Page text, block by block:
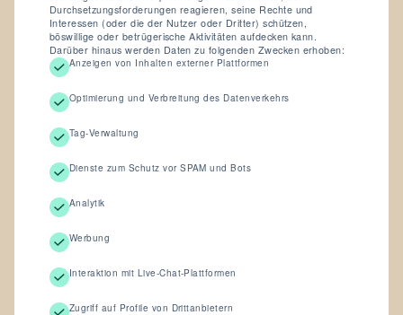
Durchsetzungsforderungen reagieren, seine Rechte und
Interessen (oder die der Nutzer oder Dritter) schützen,
böswillige oder betrügerische Aktivitäten aufdecken kann.
Darüber hinaus werden Daten zu folgenden Zwecken erhoben:
Anzeigen von Inhalten externer Plattformen
Optimierung und Verbreitung des Datenverkehrs
Tag-Verwaltung
Dienste zum Schutz vor SPAM und Bots
Analytik
Werbung
Interaktion mit Live-Chat-Plattformen
Zugriff auf Profile von Drittanbietern